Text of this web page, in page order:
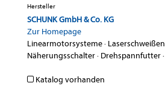
Hersteller
SCHUNK GmbH & Co. KG
Zur Homepage
Linearmotorsysteme· Laserschweißen
Näherungsschalter· Drehspannfutter·
Katalog vorhanden